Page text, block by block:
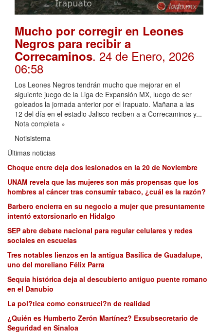
Mucho por corregir en Leones
Negros para recibir a
Correcaminos. 24 de Enero, 2026
06:58
Los Leones Negros tendrán mucho que mejorar en el
siguiente juego de la Liga de Expansión MX, luego de ser
goleados la jornada anterior por el Irapuato. Mañana a las
12 del día en el estadio Jalisco reciben a a Correcaminos y...
Nota completa »
Notisistema
Últimas noticias
Choque entre deja dos lesionados en la 20 de Noviembre
UNAM revela que las mujeres son más propensas que los
hombres al cáncer tras consumir tabaco, ¿cuál es la razón?
Barbero encierra en su negocio a mujer que presuntamente
intentó extorsionarlo en Hidalgo
SEP abre debate nacional para regular celulares y redes
sociales en escuelas
Tres notables lienzos en la antigua Basílica de Guadalupe,
uno del moreliano Félix Parra
Sequía histórica deja al descubierto antiguo puente romano
en el Danubio
La pol?tica como construcci?n de realidad
¿Quién es Humberto Zerón Martínez? Exsubsecretario de
Seguridad en Sinaloa